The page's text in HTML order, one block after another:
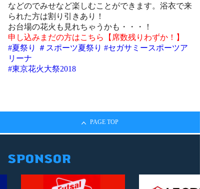
などのでみせなど楽しむことができます。浴衣で来
られた方は割り引きあり！
お台場の花火も見れちゃうかも・・・！
申し込みまだの方はこちら【席数残りわずか！】
#夏祭り ＃ スポーツ夏祭り #セガサミースポーツア
リーナ
#東京花火大祭2018
PAGE TOP